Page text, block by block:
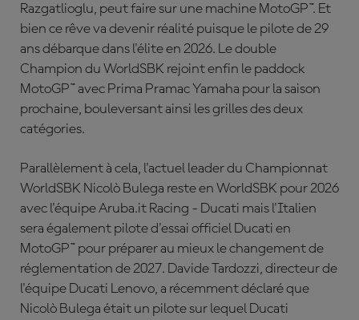
Razgatlioglu, peut faire sur une machine MotoGP™. Et
bien ce rêve va devenir réalité puisque le pilote de 29
ans débarque dans l'élite en 2026. Le double
Champion du WorldSBK rejoint enfin le paddock
MotoGP™ avec Prima Pramac Yamaha pour la saison
prochaine, bouleversant ainsi les grilles des deux
catégories.
Parallèlement à cela, l'actuel leader du Championnat
WorldSBK Nicolò Bulega reste en WorldSBK pour 2026
avec l'équipe Aruba.it Racing - Ducati mais l'Italien
sera également pilote d'essai officiel Ducati en
MotoGP™ pour préparer au mieux le changement de
réglementation de 2027. Davide Tardozzi, directeur de
l'équipe Ducati Lenovo, a récemment déclaré que
Nicolò Bulega était un pilote sur lequel Ducati